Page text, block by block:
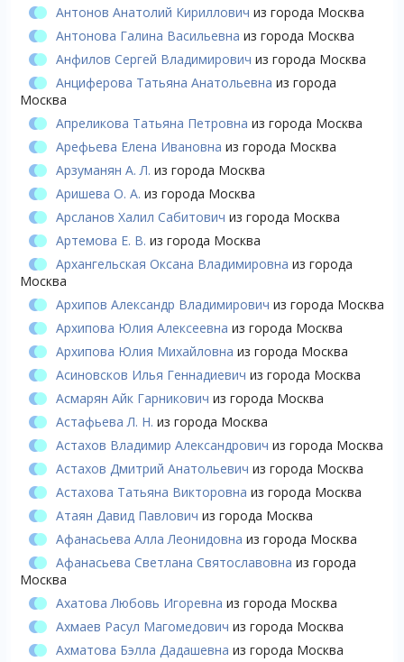
Антонов Анатолий Кириллович из города Москва
Антонова Галина Васильевна из города Москва
Анфилов Сергей Владимирович из города Москва
Анциферова Татьяна Анатольевна из города
Москва
Апреликова Татьяна Петровна из города Москва
Арефьева Елена Ивановна из города Москва
Арзуманян А. Л. из города Москва
Аришева О. А. из города Москва
Арсланов Халил Сабитович из города Москва
Артемова Е. В. из города Москва
Архангельская Оксана Владимировна из города
Москва
Архипов Александр Владимирович из города Москва
Архипова Юлия Алексеевна из города Москва
Архипова Юлия Михайловна из города Москва
Асиновсков Илья Геннадиевич из города Москва
Асмарян Айк Гарникович из города Москва
Астафьева Л. Н. из города Москва
Астахов Владимир Александрович из города Москва
Астахов Дмитрий Анатольевич из города Москва
Астахова Татьяна Викторовна из города Москва
Атаян Давид Павлович из города Москва
Афанасьева Алла Леонидовна из города Москва
Афанасьева Светлана Святославовна из города
Москва
Ахатова Любовь Игоревна из города Москва
Ахмаев Расул Магомедович из города Москва
Ахматова Бэлла Дадашевна из города Москва